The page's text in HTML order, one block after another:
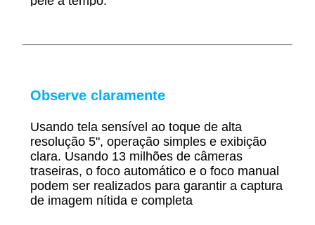
Observe claramente
Usando tela sensível ao toque de alta
resolução 5", operação simples e exibição
clara. Usando 13 milhões de câmeras
traseiras, o foco automático e o foco manual
podem ser realizados para garantir a captura
de imagem nítida e completa